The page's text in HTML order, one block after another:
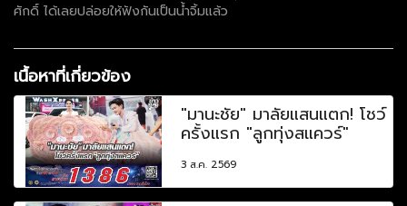
ศักดิ์ ได้เลยปล่อยให้ฟังกันเป็นน้ำจิ้มแล้ว
เนื้อหาที่เกี่ยวข้อง
"มานะชัย" มาลัยแสนแตก! โชว์
ครั้งแรก "ลูกทุ่งสแควร์"
3 ส.ค. 2569